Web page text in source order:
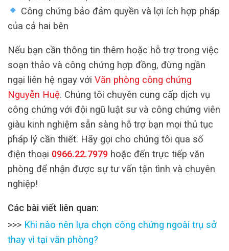
Công chứng bảo đảm quyền và lợi ích hợp pháp
của cả hai bên
Nếu bạn cần thông tin thêm hoặc hỗ trợ trong việc
soạn thảo và công chứng hợp đồng, đừng ngần
ngại liên hệ ngay với Văn phòng công chứng
Nguyễn Huệ. Chúng tôi chuyên cung cấp dịch vụ
công chứng với đội ngũ luật sư và công chứng viên
giàu kinh nghiệm sẵn sàng hỗ trợ bạn mọi thủ tục
pháp lý cần thiết. Hãy gọi cho chúng tôi qua số
điện thoại 0966.22.7979 hoặc đến trực tiếp văn
phòng để nhận được sự tư vấn tận tình và chuyên
nghiệp!
Các bài viết liên quan:
>>> Khi nào nên lựa chọn công chứng ngoài trụ sở
thay vì tại văn phòng?